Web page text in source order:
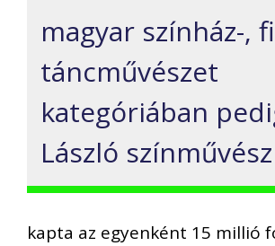
magyar színház-,
táncművészet
kategóriában
László színművész
kapta az egyenként 15 millió